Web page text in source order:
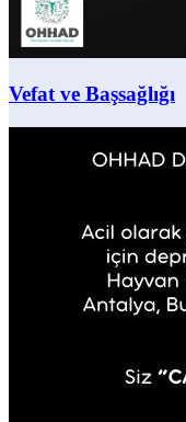
Vefat ve Başsağlığı